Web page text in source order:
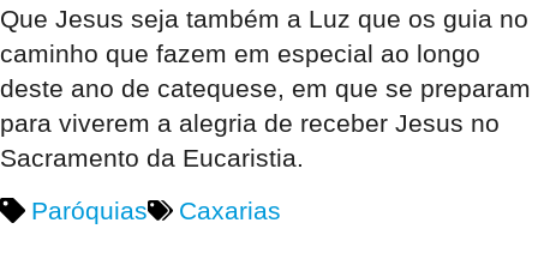
Que Jesus seja também a Luz que os guia no
caminho que fazem em especial ao longo
deste ano de catequese, em que se preparam
para viverem a alegria de receber Jesus no
Sacramento da Eucaristia.
Paróquias
Caxarias